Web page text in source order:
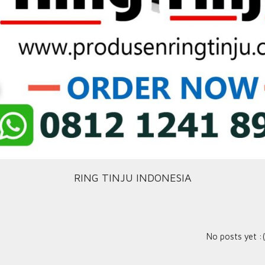
RING TINJU INDONESIA
No posts yet :(